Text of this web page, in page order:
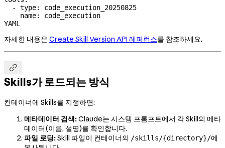
  - type: code_execution_20250825
    name: code_execution
YAML
자세한 내용은 Create Skill Version API 레퍼런스를 참조하세요.

Skills가 로드되는 방식
컨테이너에 Skills를 지정하면:
메타데이터 검색:Claude는 시스템 프롬프트에서 각 Skill의 메타
데이터(이름, 설명)를 확인합니다.
파일 로딩:Skill 파일이 컨테이너의 /skills/{directory}/에